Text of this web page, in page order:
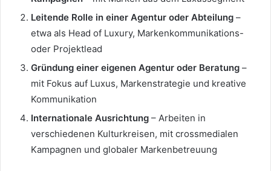
Leitende Rolle in einer Agentur oder Abteilung –
etwa als Head of Luxury, Markenkommunikations-
oder Projektlead
Gründung einer eigenen Agentur oder Beratung –
mit Fokus auf Luxus, Markenstrategie und kreative
Kommunikation
Internationale Ausrichtung – Arbeiten in
verschiedenen Kulturkreisen, mit crossmedialen
Kampagnen und globaler Markenbetreuung